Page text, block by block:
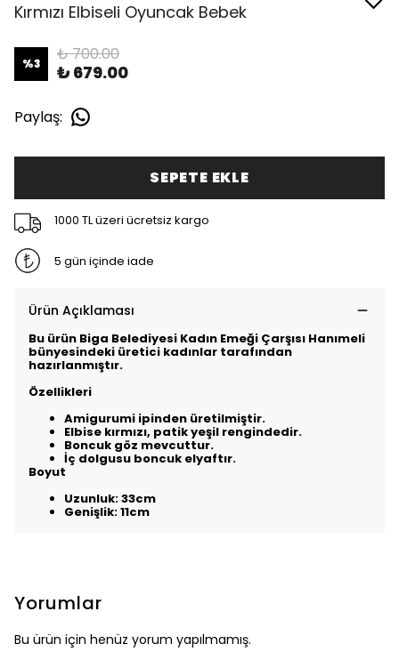
Kırmızı Elbiseli Oyuncak Bebek
%3 ₺ 700.00
₺ 679.00
Paylaş:
SEPETE EKLE
1000 TL üzeri ücretsiz kargo
5 gün içinde iade
Ürün Açıklaması
Bu ürün Biga Belediyesi Kadın Emeği Çarşısı Hanımeli
bünyesindeki üretici kadınlar tarafından
hazırlanmıştır.
Özellikleri
Amigurumi ipinden üretilmiştir.
Elbise kırmızı, patik yeşil rengindedir.
Boncuk göz mevcuttur.
İç dolgusu boncuk elyaftır.
Boyut
Uzunluk: 33cm
Genişlik: 11cm
Yorumlar
Bu ürün için henüz yorum yapılmamış.